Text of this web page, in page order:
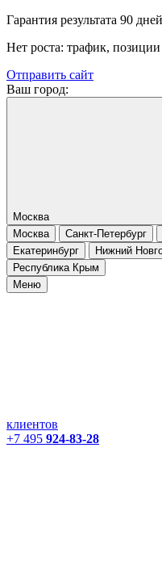
Гарантия результата 90 дней
Нет роста: трафик,
Отправить сайт
Ваш город:
Москва
Москва
Санкт-Петербург
Екатеринбург
Нижний
Республика Крым
Меню
клиентов
+7 495 924-83-28